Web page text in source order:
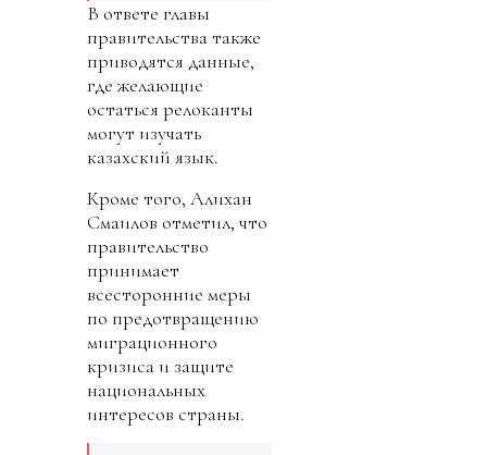
В ответе главы
правительства также
приводятся данные,
где желающие
остаться релоканты
могут изучать
казахский язык.
Кроме того, Алихан
Смаилов отметил, что
правительство
принимает
всесторонние меры
по предотвращению
миграционного
кризиса и защите
национальных
интересов страны.